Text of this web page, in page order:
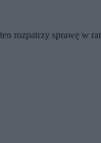
rozpatrzy sprawę